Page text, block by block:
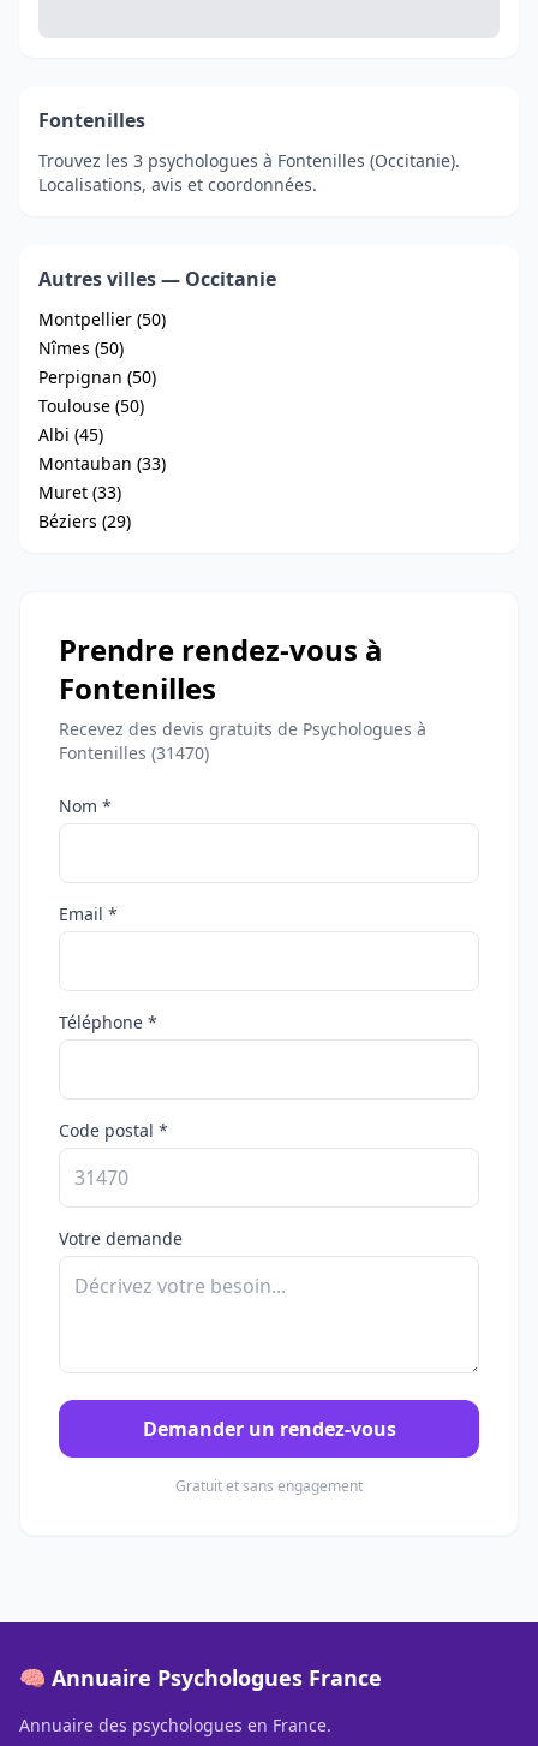
Fontenilles
Trouvez les 3 psychologues à Fontenilles (Occitanie).
Localisations, avis et coordonnées.
Autres villes — Occitanie
Montpellier (50)
Nîmes (50)
Perpignan (50)
Toulouse (50)
Albi (45)
Montauban (33)
Muret (33)
Béziers (29)
Prendre rendez-vous à
Fontenilles
Recevez des devis gratuits de Psychologues à
Fontenilles (31470)
Nom *
Email *
Téléphone *
Code postal *
Votre demande
Demander un rendez-vous
Gratuit et sans engagement
🧠 Annuaire Psychologues France
Annuaire des psychologues en France.